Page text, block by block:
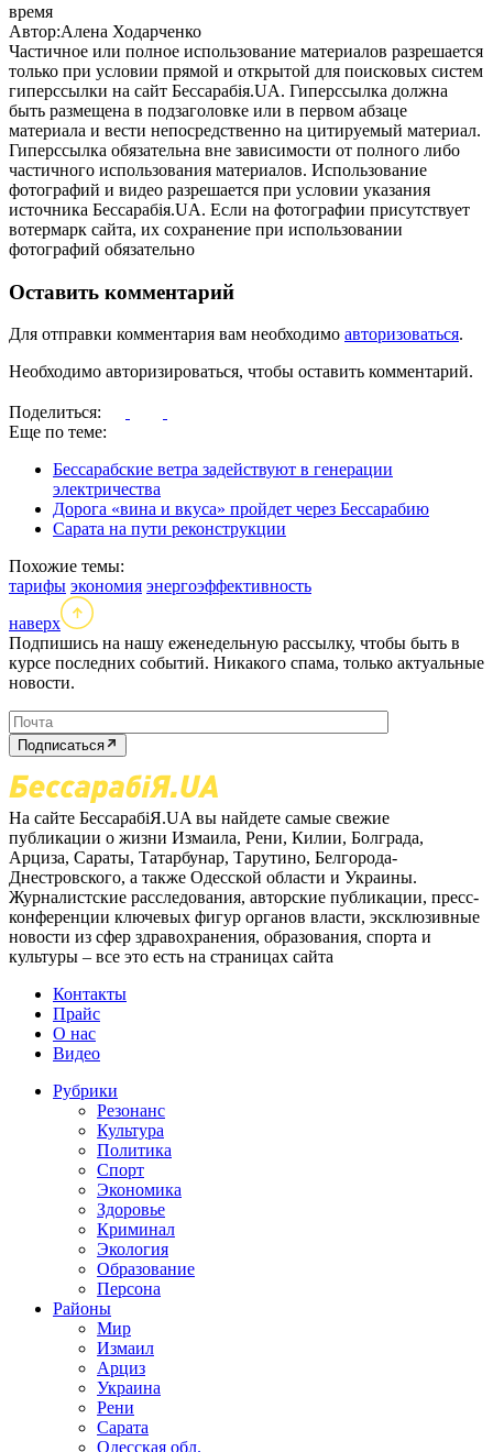
время
Автор:Алена Ходарченко
Частичное или полное использование материалов разрешается
только при условии прямой и открытой для поисковых систем
гиперссылки на сайт Бессарабія.UA. Гиперссылка должна
быть размещена в подзаголовке или в первом абзаце
материала и вести непосредственно на цитируемый материал.
Гиперссылка обязательна вне зависимости от полного либо
частичного использования материалов. Использование
фотографий и видео разрешается при условии указания
источника Бессарабія.UA. Если на фотографии присутствует
вотермарк сайта, их сохранение при использовании
фотографий обязательно
Оставить комментарий
Для отправки комментария вам необходимо авторизоваться.
Необходимо авторизироваться, чтобы оставить комментарий.
Поделиться:
Еще по теме:
Бессарабские ветра задействуют в генерации
электричества
Дорога «вина и вкуса» пройдет через Бессарабию
Сарата на пути реконструкции
Похожие темы:
тарифы экономия энергоэффективность
наверх
Подпишись на нашу еженедельную рассылку, чтобы быть в
курсе последних событий. Никакого спама, только актуальные
новости.
Подписаться
На сайте БессарабіЯ.UA вы найдете самые свежие
публикации о жизни Измаила, Рени, Килии, Болграда,
Арциза, Сараты, Татарбунар, Тарутино, Белгорода-
Днестровского, а также Одесской области и Украины.
Журналистские расследования, авторские публикации, пресс-
конференции ключевых фигур органов власти, эксклюзивные
новости из сфер здравохранения, образования, спорта и
культуры – все это есть на страницах сайта
Контакты
Прайс
О нас
Видео
Рубрики
Резонанс
Культура
Политика
Спорт
Экономика
Здоровье
Криминал
Экология
Образование
Персона
Районы
Мир
Измаил
Арциз
Украина
Рени
Сарата
Одесская обл.